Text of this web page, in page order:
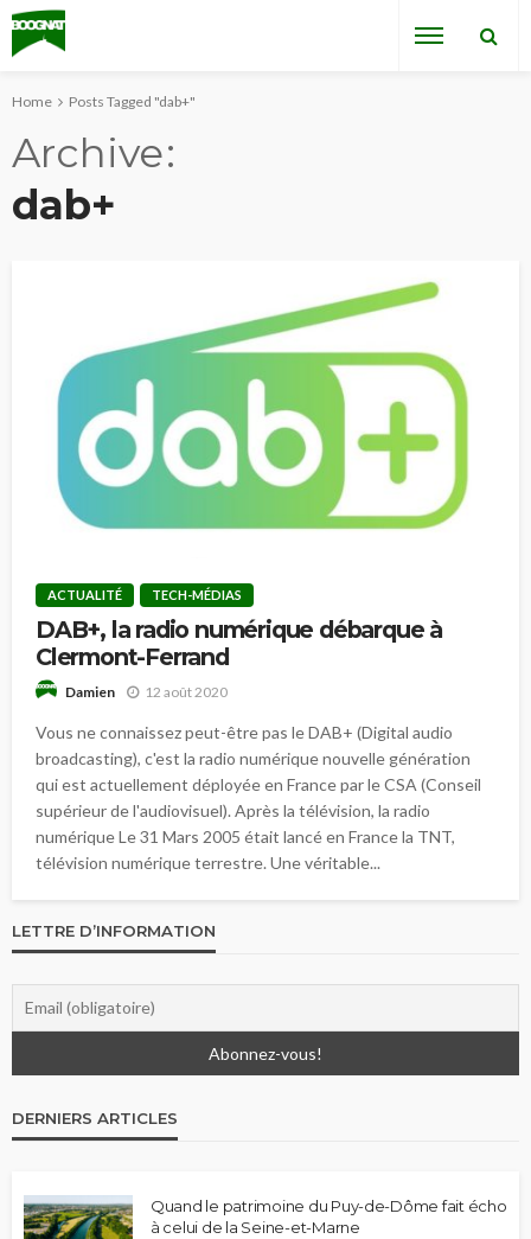
Home Posts Tagged "dab+"
Archive
dab+
ACTUALITÉ TECH-MÉDIAS
DAB+, la radio numérique débarque à
Clermont-Ferrand
Damien 12 août 2020
Vous ne connaissez peut-être pas le DAB+ (Digital audio
broadcasting), c'est la radio numérique nouvelle génération
qui est actuellement déployée en France par le CSA (Conseil
supérieur de l'audiovisuel). Après la télévision, la radio
numérique Le 31 Mars 2005 était lancé en France la TNT,
télévision numérique terrestre. Une véritable...
LETTRE D’INFORMATION
DERNIERS ARTICLES
Quand le patrimoine du Puy-de-Dôme fait écho
à celui de la Seine-et-Marne